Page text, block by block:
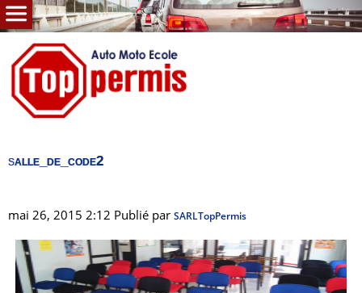
Accueil
Moto ( A, A1, A2, 125 )
salle_de_­co­de2
mai 26, 2015 2:12 Pu­blié par SARL­Top­Per­mis